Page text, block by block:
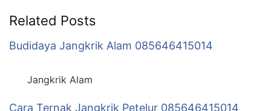
Related Posts
Budidaya Jangkrik Alam 085646415014
Jangkrik Alam
Cara Ternak Jangkrik Petelur 085646415014